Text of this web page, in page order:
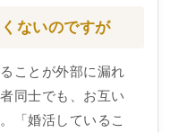
ないのですが
ことが外部に漏れ
同士でも、お互い
「婚活しているこ